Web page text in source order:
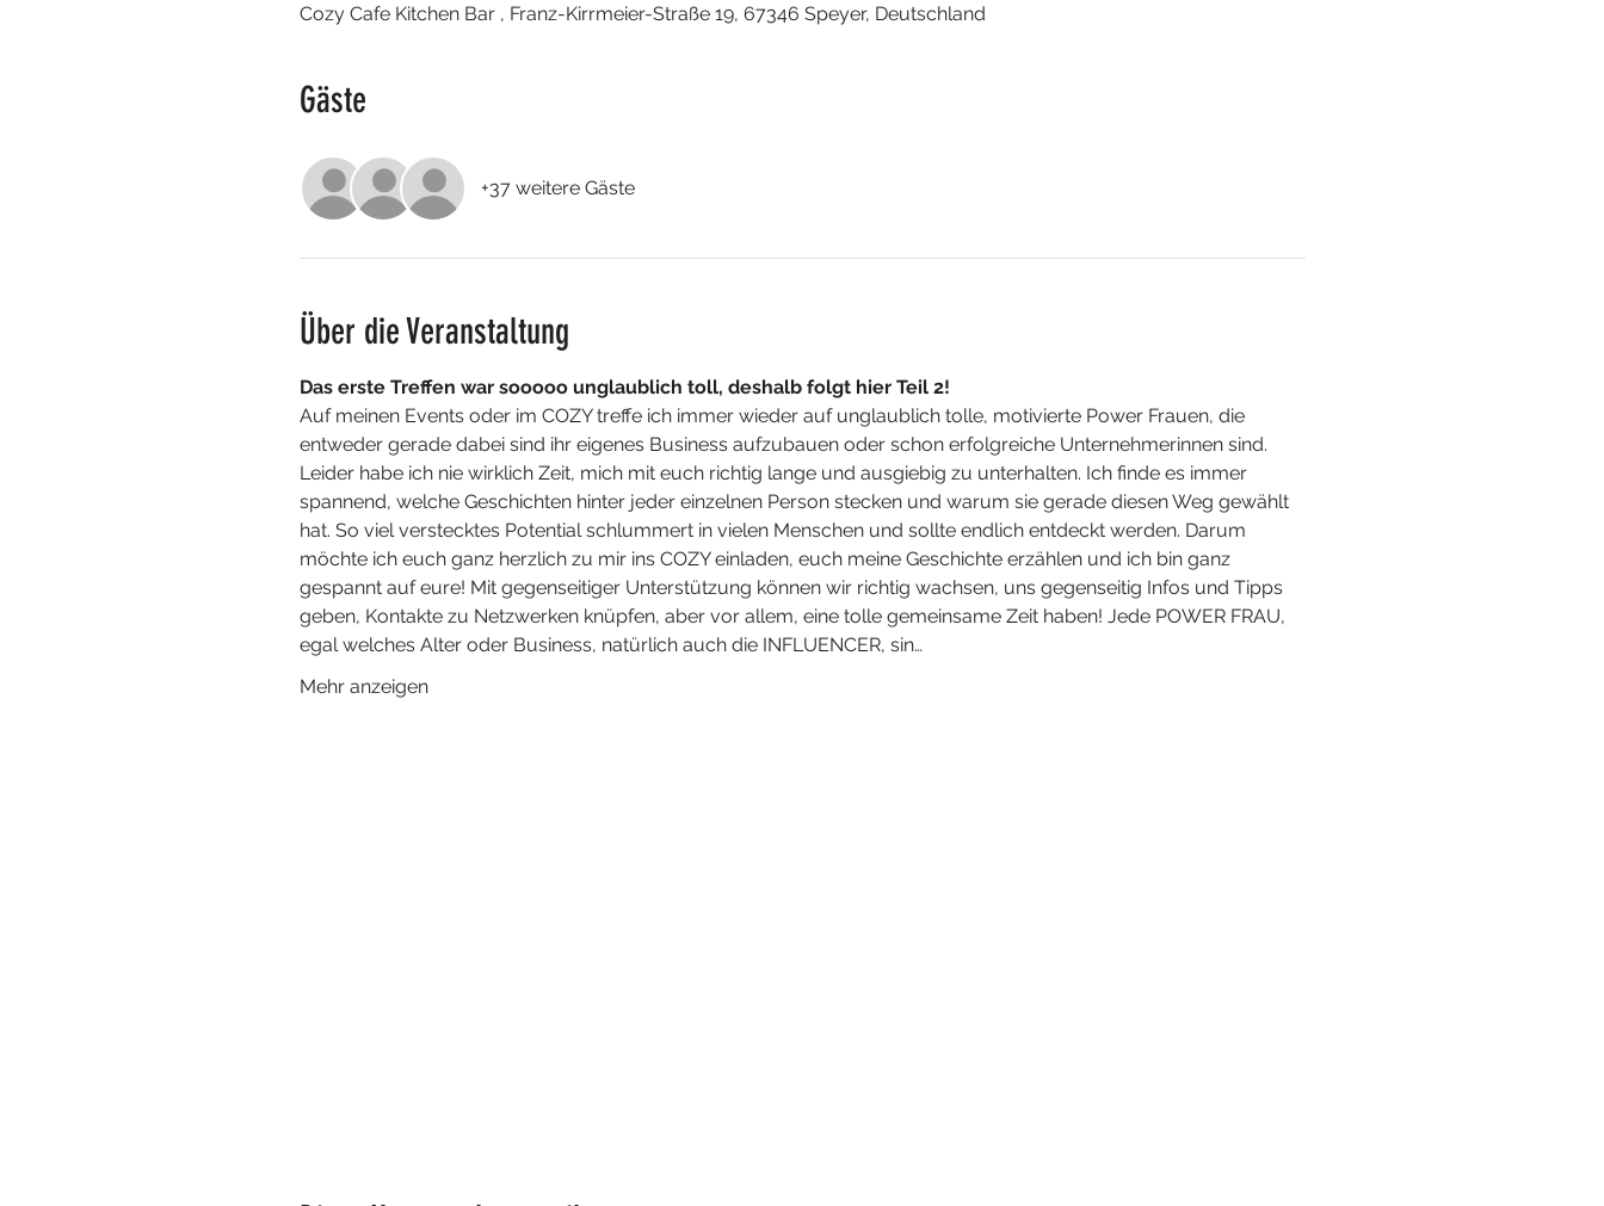
Cozy Cafe Kitchen Bar , Franz-Kirrmeier-Straße 19, 67346 Speyer, Deutschland
Gäste
+37 weitere Gäste
Über die Veranstaltung
Das erste Treffen war sooooo unglaublich toll, deshalb folgt hier Teil 2!
Auf meinen Events oder im COZY treffe ich immer wieder auf unglaublich tolle, motivierte Power Frauen, die
entweder gerade dabei sind ihr eigenes Business aufzubauen oder schon erfolgreiche Unternehmerinnen sind.
Leider habe ich nie wirklich Zeit, mich mit euch richtig lange und ausgiebig zu unterhalten. Ich finde es immer
spannend, welche Geschichten hinter jeder einzelnen Person stecken und warum sie gerade diesen Weg gewählt
hat. So viel verstecktes Potential schlummert in vielen Menschen und sollte endlich entdeckt werden. Darum
möchte ich euch ganz herzlich zu mir ins COZY einladen, euch meine Geschichte erzählen und ich bin ganz
gespannt auf eure! Mit gegenseitiger Unterstützung können wir richtig wachsen, uns gegenseitig Infos und Tipps
geben, Kontakte zu Netzwerken knüpfen, aber vor allem, eine tolle gemeinsame Zeit haben! Jede POWER FRAU,
egal welches Alter oder Business, natürlich auch die INFLUENCER, sin…
Mehr anzeigen